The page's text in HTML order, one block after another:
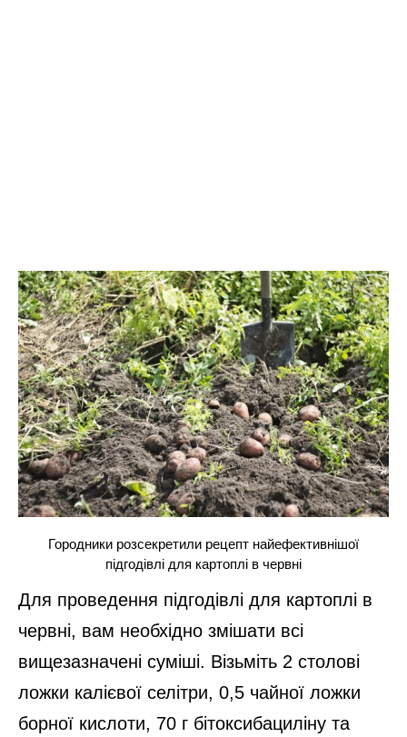
Городники розсекретили рецепт найефективнішої
підгодівлі для картоплі в червні
Для проведення підгодівлі для картоплі в
червні, вам необхідно змішати всі
вищезазначені суміші. Візьміть 2 столові
ложки калієвої селітри, 0,5 чайної ложки
борної кислоти, 70 г бітоксибациліну та